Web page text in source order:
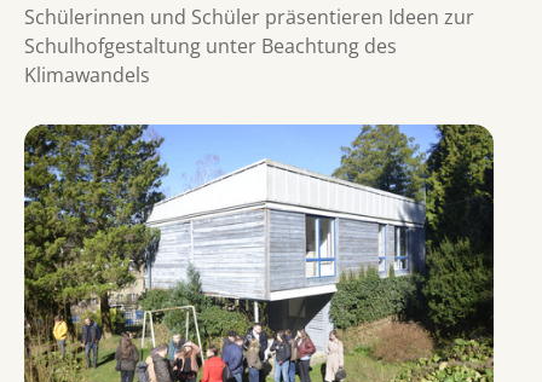
Schülerinnen und Schüler präsentieren Ideen zur
Schulhofgestaltung unter Beachtung des
Klimawandels